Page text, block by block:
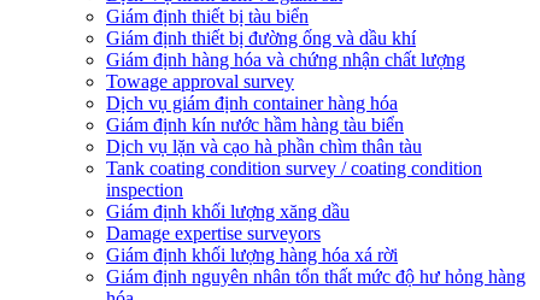
Giám định thiết bị tàu biển
Giám định thiết bị đường ống và dầu khí
Giám định hàng hóa và chứng nhận chất lượng
Towage approval survey
Dịch vụ giám định container hàng hóa
Giám định kín nước hầm hàng tàu biển
Dịch vụ lặn và cạo hà phần chìm thân tàu
Tank coating condition survey / coating condition
inspection
Giám định khối lượng xăng dầu
Damage expertise surveyors
Giám định khối lượng hàng hóa xá rời
Giám định nguyên nhân tổn thất mức độ hư hỏng hàng